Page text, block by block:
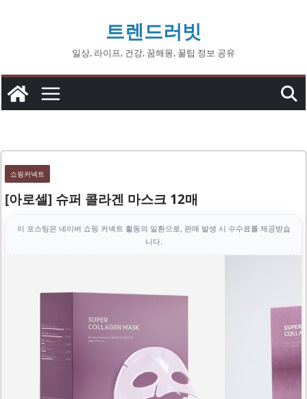
트렌드러빗
일상, 라이프, 건강, 꿈해몽, 꿀팁 정보 공유
쇼핑커넥트
[아로셀] 슈퍼 콜라겐 마스크 12매
이 포스팅은 네이버 쇼핑 커넥트 활동의 일환으로, 판매 발생 시 수수료를 제공받습
니다.